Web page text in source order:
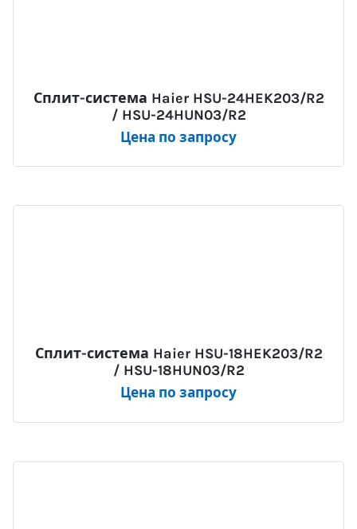
Сплит-система Haier HSU-24HEK203/R2
/ HSU-24HUN03/R2
Цена по запросу
Сплит-система Haier HSU-18HEK203/R2
/ HSU-18HUN03/R2
Цена по запросу